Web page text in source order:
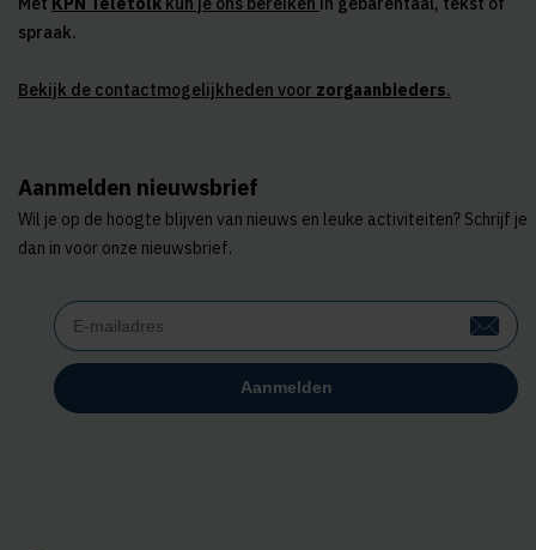
spraak.
Bekijk de contactmogelijkheden voor zorgaanbieders.
Aanmelden nieuwsbrief
Wil je op de hoogte blijven van nieuws en leuke activiteiten? Schrijf je
dan in voor onze nieuwsbrief.